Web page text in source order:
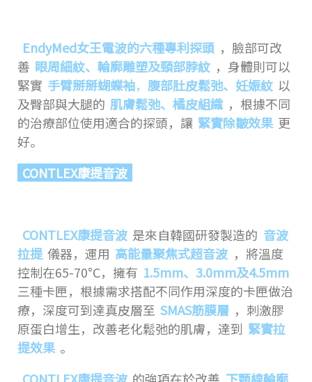
EndyMed女王電波的六種專利探頭 ，臉部可改
善 眼周細紋、輪廓雕塑及頸部脖紋 ，身體則可以
緊實 手臂掰掰蝴蝶袖， 腹部肚皮鬆弛、妊娠紋 以
及臀部與大腿的 肌膚鬆弛、橘皮組織 ，根據不同
的治療部位使用適合的探頭，讓 緊實除皺效果 更
好。
CONTLEX康提音波
CONTLEX康提音波 是來自韓國研發製造的 音波
拉提 儀器，運用 高能量聚焦式超音波 ，將溫度
控制在65-70°C，擁有 1.5mm、3.0mm及4.5mm
三種卡匣，根據需求搭配不同作用深度的卡匣做治
療，深度可到達真皮層至 SMAS筋膜層 ，刺激膠
原蛋白增生，改善老化鬆弛的肌膚，達到 緊實拉
提效果 。
CONTLEX康提音波 的強項在於改善 下顎線輪廓